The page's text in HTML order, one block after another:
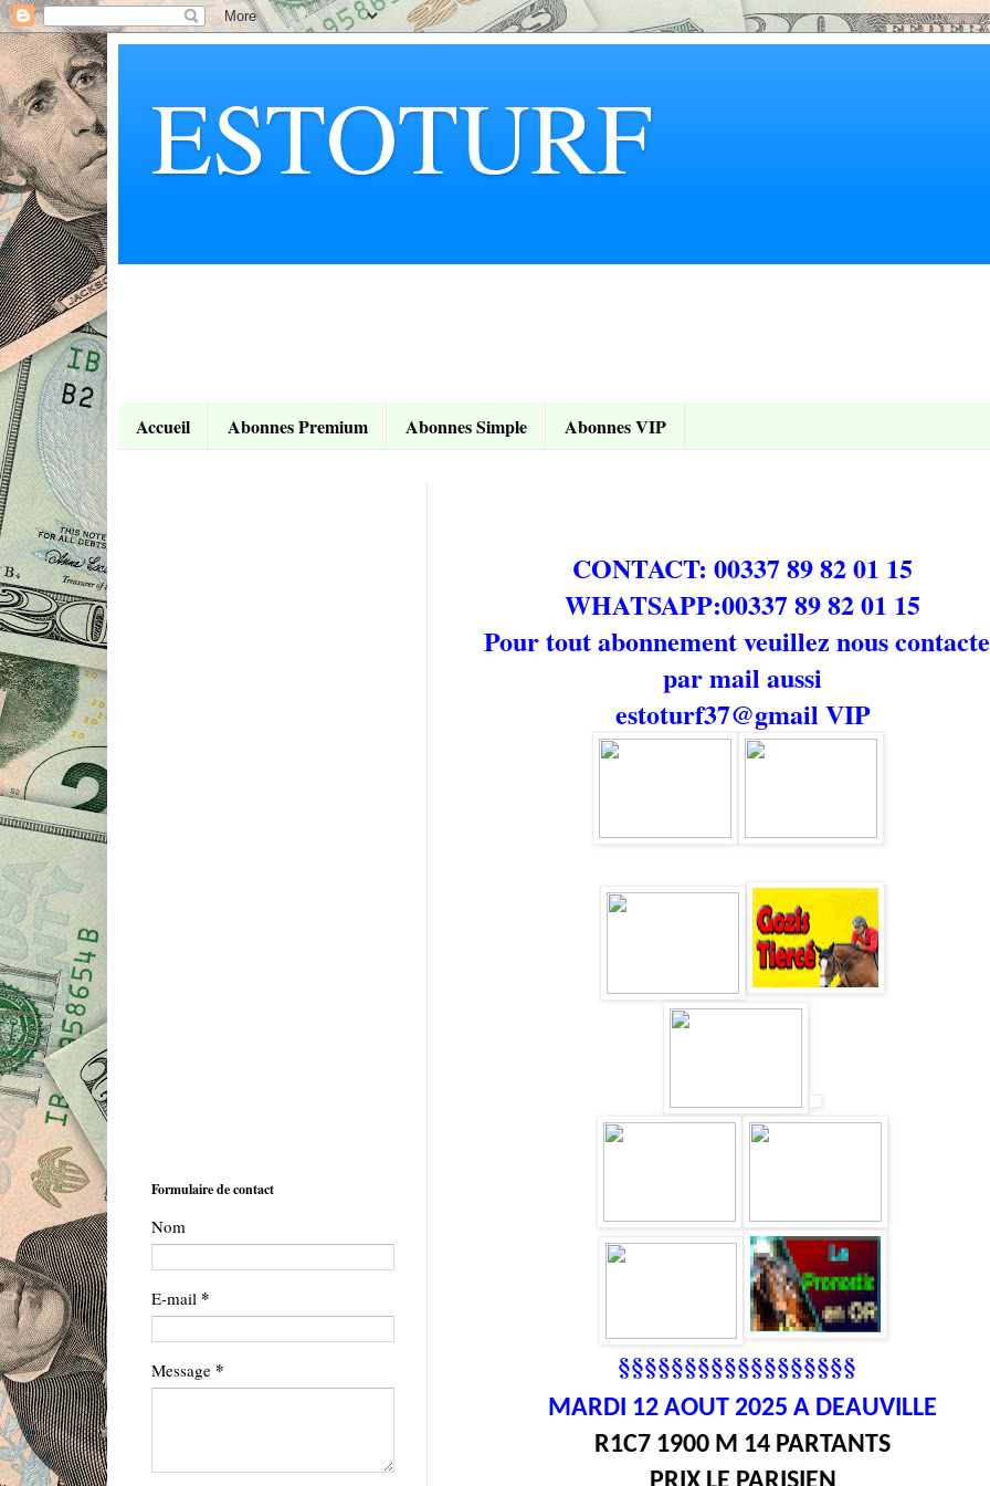
ESTOTURF
Accueil Abonnes Premium Abonnes Simple Abonnes VIP
CONTACT: 00337 89 82 01 15
WHATSAPP:00337 89 82 01 15
Pour tout abonnement veuillez nous
par mail aussi
estoturf37@gmail VIP
§§§§§§§§§§§§§§§§§§
MARDI 12 AOUT 2025 A DEAUVILLE
R1C7 1900 M 14 PARTANTS
Formulaire de contact
Nom
E-mail *
Message *